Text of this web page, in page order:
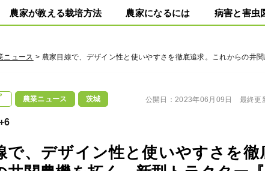
農家が教える栽培方法 農家になるには 病害と害虫
ニュース > 農家目線で、デザイン性と使いやすさを徹底追求。これからの井
農業ニュース 茨城
で、デザイン性と使いやすさを徹
公開日：2023年06月09日 最終更